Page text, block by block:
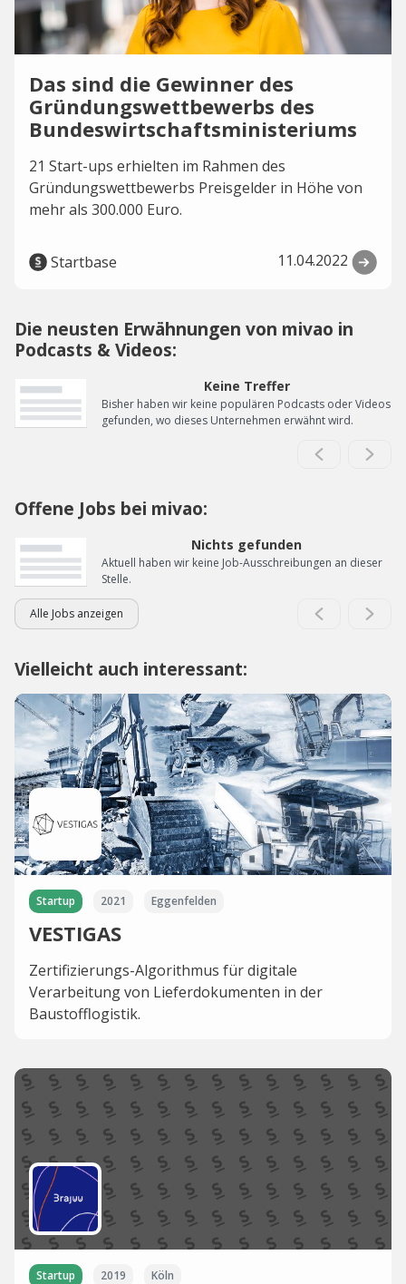
Das sind die Gewinner des
Gründungswettbewerbs des
Bundeswirtschaftsministeriums
21 Start-ups erhielten im Rahmen des
Gründungswettbewerbs Preisgelder in Höhe von
mehr als 300.000 Euro.
Startbase 11.04.2022
Die neusten Erwähnungen von mivao in
Podcasts & Videos:
Keine Treffer
Bisher haben wir keine populären Podcasts oder Videos
gefunden, wo dieses Unternehmen erwähnt wird.
Offene Jobs bei mivao:
Nichts gefunden
Aktuell haben wir keine Job-Ausschreibungen an dieser
Stelle.
Alle Jobs anzeigen
Vielleicht auch interessant:
Startup 2021 Eggenfelden
VESTIGAS
Zertifizierungs-Algorithmus für digitale
Verarbeitung von Lieferdokumenten in der
Baustofflogistik.
Startup 2019 Köln